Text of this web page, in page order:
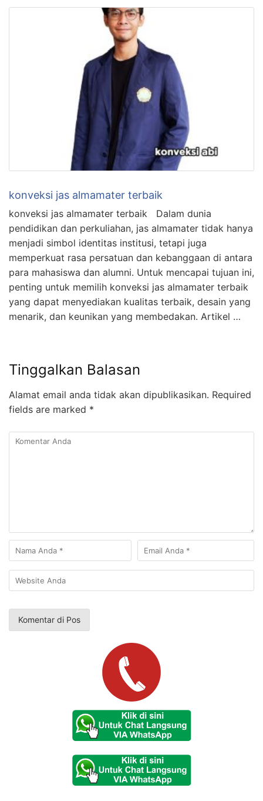
konveksi jas almamater terbaik
konveksi jas almamater terbaik Dalam dunia
pendidikan dan perkuliahan, jas almamater tidak hanya
menjadi simbol identitas institusi, tetapi juga
memperkuat rasa persatuan dan kebanggaan di antara
para mahasiswa dan alumni. Untuk mencapai tujuan ini,
penting untuk memilih konveksi jas almamater terbaik
yang dapat menyediakan kualitas terbaik, desain yang
menarik, dan keunikan yang membedakan. Artikel …
Tinggalkan Balasan
Alamat email anda tidak akan dipublikasikan. Required
fields are marked *